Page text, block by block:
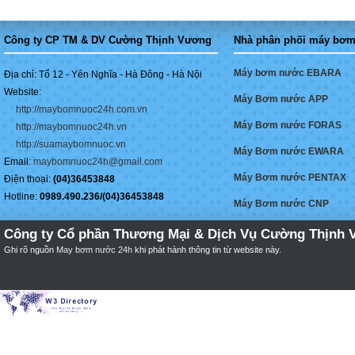
Công ty CP TM & DV Cường Thịnh Vương
Địa chỉ: Tổ 12 - Yên Nghĩa - Hà Đông - Hà Nội
Website:
http://maybomnuoc24h.com.vn
http://maybomnuoc24h.vn
http://suamaybomnuoc.vn
Email: maybomnuoc24h@gmail.com
Điện thoại: (04)36453848
Hotline: 0989.490.236/(04)36453848
Nhà phân phối máy
Máy bơm nước EBARA
Máy Bơm nước APP
Máy Bơm nước FORAS
Máy Bơm nước EWARA
Máy Bơm nước PENTAX
Máy Bơm nước CNP
Công ty Cổ phần Thương Mại & Dịch Vụ Cường Thịnh
Ghi rõ nguồn May bơm nước 24h khi phát hành thông tin từ website này.